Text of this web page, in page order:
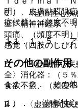
C． 〈虚血性心疾
全〉精神神経系：
頭痛、（頻度不明
感覚（四肢のしびれ
D． 〈虚血性心疾
全〉消化器：（５
食欲不振、（頻度不
E． 〈虚血性心疾
明）、皮膚粘膜眼
症候群）（頻度不明
１１．１．５． ア
その他の副作用
１１．２． その他
１）． 〈頻脈性心